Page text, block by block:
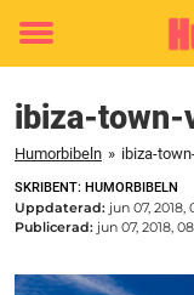
Toggle
ibiza-town-
Humorbibeln » ibiza-
SKRIBENT: HUMORBIBELN
Uppdaterad: jun 07, 2018,
Publicerad: jun 07, 2018,